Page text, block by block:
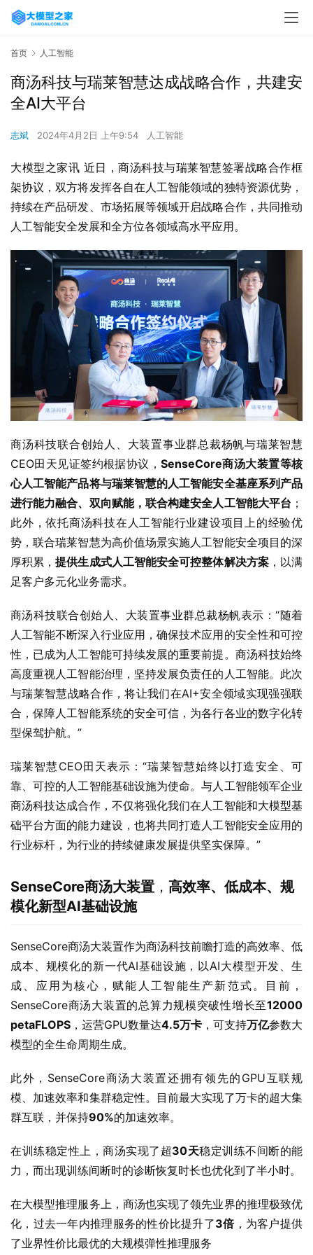
首页 人工智能
商汤科技与瑞莱智慧达成战略合作，共建安
全AI大平台
志斌 2024年4月2日 上午9:54 人工智能
大模型之家讯 近日，商汤科技与瑞莱智慧签署战略合作框
架协议，双方将发挥各自在人工智能领域的独特资源优势，
持续在产品研发、市场拓展等领域开启战略合作，共同推动
人工智能安全发展和全方位各领域高水平应用。
商汤科技联合创始人、大装置事业群总裁杨帆与瑞莱智慧
CEO田天见证签约根据协议，SenseCore商汤大装置等核
心人工智能产品将与瑞莱智慧的人工智能安全基座系列产品
进行能力融合、双向赋能，联合构建安全人工智能大平台 ；
此外，依托商汤科技在人工智能行业建设项目上的经验优
势，联合瑞莱智慧为高价值场景实施人工智能安全项目的深
厚积累，提供生成式人工智能安全可控整体解决方案，以满
足客户多元化业务需求。
商汤科技联合创始人、大装置事业群总裁杨帆表示：“随着
人工智能不断深入行业应用，确保技术应用的安全性和可控
性，已成为人工智能可持续发展的重要前提。商汤科技始终
高度重视人工智能治理，坚持发展负责任的人工智能。此次
与瑞莱智慧战略合作，将让我们在AI+安全领域实现强强联
合，保障人工智能系统的安全可信，为各行各业的数字化转
型保驾护航。”
瑞莱智慧CEO田天表示：“瑞莱智慧始终以打造安全、可
靠、可控的人工智能基础设施为使命。与人工智能领军企业
商汤科技达成合作，不仅将强化我们在人工智能和大模型基
础平台方面的能力建设，也将共同打造人工智能安全应用的
行业标杆，为行业的持续健康发展提供坚实保障。”
SenseCore商汤大装置 ， 高效率、低成本、规
模化新型AI基础设施
SenseCore商汤大装置作为商汤科技前瞻打造的高效率、低
成本、规模化的新一代AI基础设施，以AI大模型开发、生
成、应用为核心，赋能人工智能生产新范式。目前，
SenseCore商汤大装置的总算力规模突破性增长至12000
petaFLOPS ，运营GPU数量达4.5万卡 ，可支持万亿参数大
模型的全生命周期生成。
此外，SenseCore商汤大装置还拥有领先的GPU互联规
模、加速效率和集群稳定性。目前最大实现了万卡的超大集
群互联，并保持90%的加速效率。
在训练稳定性上，商汤实现了超30天稳定训练不间断的能
力，而出现训练间断时的诊断恢复时长也优化到了半小时。
在大模型推理服务上，商汤也实现了领先业界的推理极致优
化，过去一年内推理服务的性价比提升了3倍，为客户提供
了业界性价比最优的大规模弹性推理服务